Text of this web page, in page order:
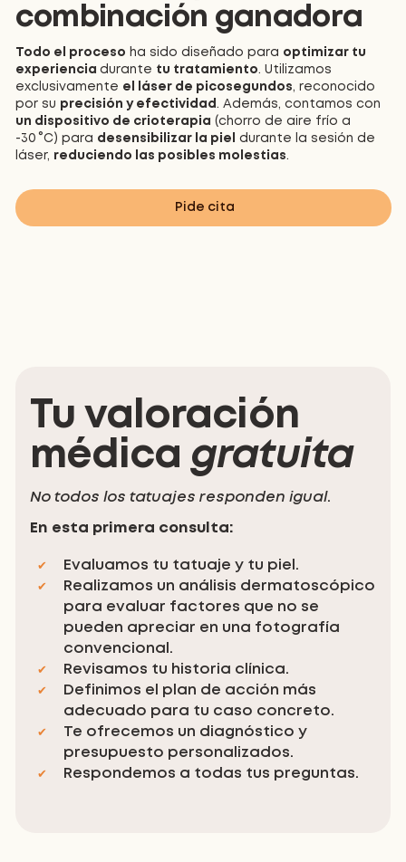
combinación ganadora
Todo el proceso ha sido diseñado para optimizar tu
experiencia durante tu tratamiento. Utilizamos
exclusivamente el láser de picosegundos, reconocido
por su precisión y efectividad . Además, contamos con
un dispositivo de crioterapia (chorro de aire frío a
-30 °C) para desensibilizar la piel
durante la sesión de
láser, reduciendo las posibles molestias.
Pide cita
Tu valoración
médica gratuita
No todos los tatuajes responden igual.
En esta primera consulta:
Evaluamos tu tatuaje y tu piel.
Realizamos un análisis dermatoscópico
para evaluar factores que no se
pueden apreciar en una fotografía
convencional.
Revisamos tu historia clínica.
Definimos el plan de acción más
adecuado para tu caso concreto.
Te ofrecemos un diagnóstico y
presupuesto personalizados.
Respondemos a todas tus preguntas.